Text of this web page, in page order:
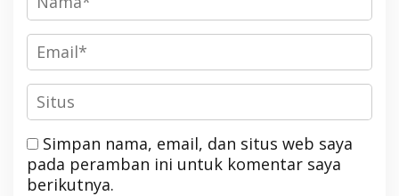
Simpan nama, email, dan situs web saya
pada peramban ini untuk komentar saya
berikutnya.